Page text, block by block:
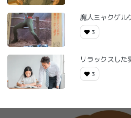
魔人ミャクゲル
3
リラックスした
3